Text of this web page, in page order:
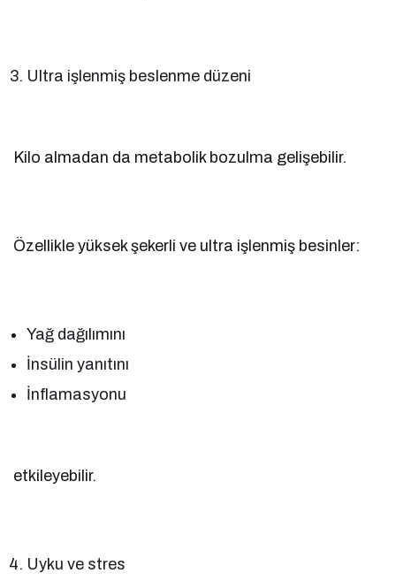
Ultra işlenmiş beslenme düzeni
Kilo almadan da metabolik bozulma gelişebilir.
Özellikle yüksek şekerli ve ultra işlenmiş besinler:
Yağ dağılımını
İnsülin yanıtını
İnflamasyonu
etkileyebilir.
Uyku ve stres